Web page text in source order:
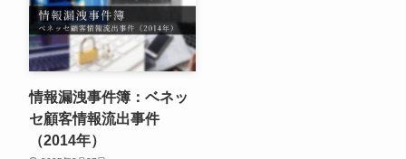
情報漏洩事件簿：ベネッ
セ顧客情報流出事件
（2014年）